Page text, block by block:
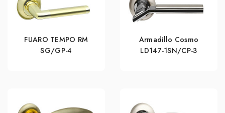
FUARO TEMPO RM
SG/GP-4
Armadillo Cosmo
LD147-1SN/CP-3